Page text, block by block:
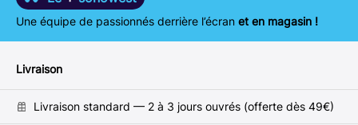
Une équipe de passionnés derrière l’écran et en magasin !
Livraison
Livraison standard — 2 à 3 jours ouvrés (offerte dès 49€)